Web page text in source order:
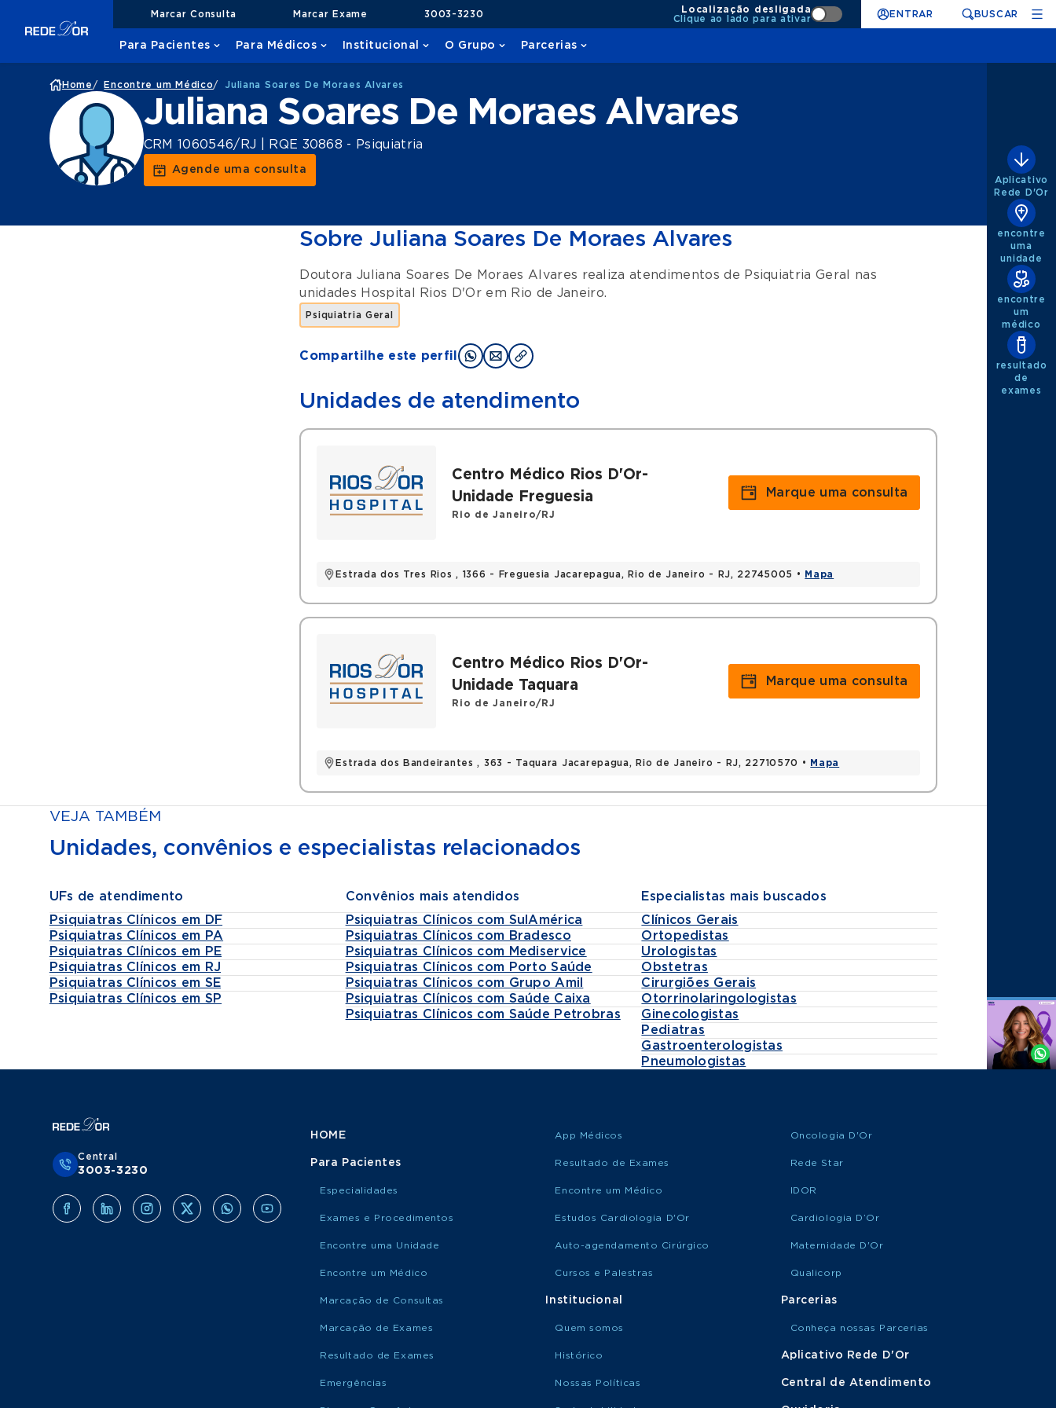
Marcar Consulta Marcar Exame 3003-3230
Localização desligada
Clique ao lado para ativar
ENTRAR BUSCAR
Para Pacientes Para Médicos Institucional O Grupo Parcerias
Home / Encontre um Médico/ Juliana Soares De Moraes Alvares
Juliana Soares De Moraes Alvares
CRM 1060546/RJ | RQE 30868 - Psiquiatria
Agende uma consulta
Sobre Juliana Soares De Moraes Alvares
Doutora Juliana Soares De Moraes Alvares realiza atendimentos de Psiquiatria Geral
nas
unidades Hospital Rios D'Or em Rio de Janeiro.
Psiquiatria Geral
Compartilhe este perfil
Unidades de atendimento
Centro Médico Rios D'Or-
Unidade Freguesia
Rio de Janeiro/RJ
Estrada dos Tres Rios , 1366 - Freguesia Jacarepagua, Rio de Janeiro - RJ, 22745005 • Mapa
Marque uma consulta
Centro Médico Rios D'Or-
Unidade Taquara
Rio de Janeiro/RJ
Estrada dos Bandeirantes , 363 - Taquara Jacarepagua, Rio de Janeiro - RJ, 22710570 • Mapa
Marque uma consulta
VEJA TAMBÉM
Unidades, convênios e especialistas relacionados
UFs de atendimento
Psiquiatras Clínicos em DF
Psiquiatras Clínicos em PA
Psiquiatras Clínicos em PE
Psiquiatras Clínicos em RJ
Psiquiatras Clínicos em SE
Psiquiatras Clínicos em SP
Convênios mais atendidos
Psiquiatras Clínicos com SulAmérica
Psiquiatras Clínicos com Bradesco
Psiquiatras Clínicos com Mediservice
Psiquiatras Clínicos com Porto Saúde
Psiquiatras Clínicos com Grupo Amil
Psiquiatras Clínicos com Saúde Caixa
Psiquiatras Clínicos com Saúde Petrobras
Especialistas mais buscados
Clínicos Gerais
Ortopedistas
Urologistas
Obstetras
Cirurgiões Gerais
Otorrinolaringologistas
Ginecologistas
Pediatras
Gastroenterologistas
Pneumologistas
Aplicativo
Rede D'Or
encontre
uma
unidade
encontre
um
médico
resultado
de
exames
Agende
Whatsapp
Central
3003-3230
HOME
Para Pacientes
Especialidades
Exames e Procedimentos
Encontre uma Unidade
Encontre um Médico
Marcação de Consultas
Marcação de Exames
Resultado de Exames
Emergências
App Médicos
Resultado de Exames
Encontre um Médico
Estudos Cardiologia D'Or
Auto-agendamento Cirúrgico
Cursos e Palestras
Institucional
Quem somos
Histórico
Nossas Políticas
Oncologia D'Or
Rede Star
IDOR
Cardiologia D’Or
Maternidade D'Or
Qualicorp
Parcerias
Conheça nossas Parcerias
Aplicativo Rede D'Or
Central de Atendimento